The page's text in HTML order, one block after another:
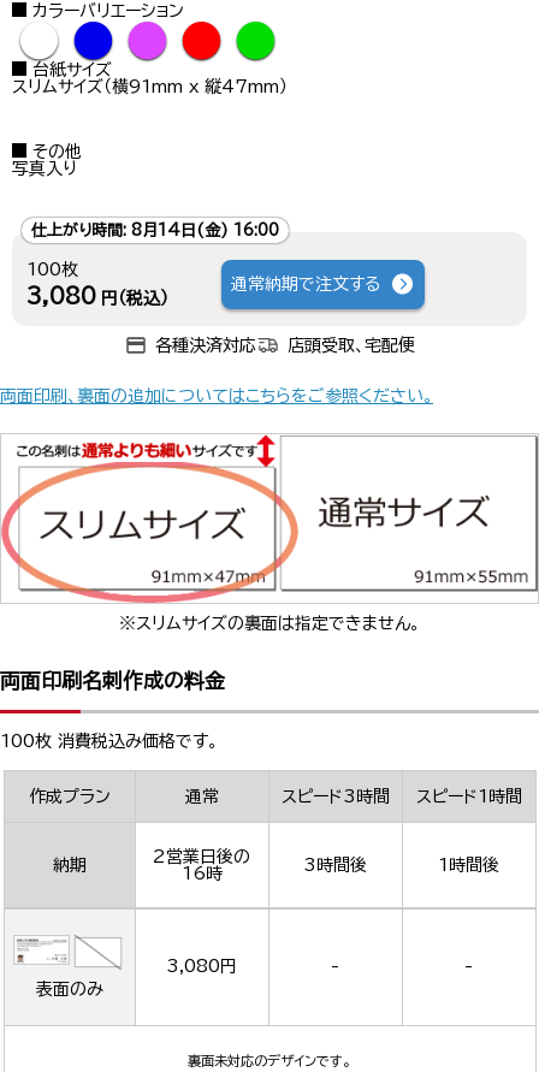
カラーバリエーション
● ● ● ● ●
台紙サイズ
スリムサイズ（横91mm x 縦47mm）
その他
写真入り
仕上がり時間: 8月14日(金) 16:00
100枚
3,080 円（税込）
通常納期で注文する
各種決済対応 店頭受取、宅配便
両面印刷、裏面の追加についてはこちらをご参照ください。
※スリムサイズの裏面は指定できません。
両面印刷名刺作成の料金
100枚 消費税込み価格です。
作成プラン 通常 スピード3時間 スピード1時間
納期
2営業日後の
16時
3時間後 1時間後
表面のみ
3,080円 - -
裏面未対応のデザインです。